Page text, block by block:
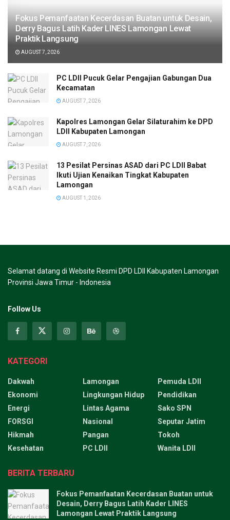
Fokus Pemanfaatan Kecerdasan Buatan untuk Desain,
Derry Bagus Latih Kader LINES Lamongan Lewat
Praktik Langsung
AUGUST 7, 2026
PC LDII Pucuk Gelar Pengajian Gabungan Dua
Kecamatan
AUGUST 7, 2026
Kapolres Lamongan Gelar Silaturahim ke DPD
LDII Kabupaten Lamongan
AUGUST 7, 2026
13 Pesilat Persinas ASAD dari PC LDII Babat
Ikuti Ujian Kenaikan Tingkat Kabupaten
Lamongan
AUGUST 1, 2026
Selamat datang di Website Resmi DPD LDII Kabupaten Lamongan
Provinsi Jawa Timur - Indonesia
Follow Us
KATEGORI
Dakwah
Ekonomi
Energi
FORSGI
Hikmah
Kesehatan
Lamongan
Lingkungan Hidup
Lintas Agama
Nasional
Pangan
PC LDII
Pemuda LDII
Pendidikan
Sako SPN
Seputar Jatim
Tokoh
Wanita LDII
BERITA TERBARU
Fokus Pemanfaatan Kecerdasan Buatan untuk
Desain, Derry Bagus Latih Kader LINES
Lamongan Lewat Praktik Langsung